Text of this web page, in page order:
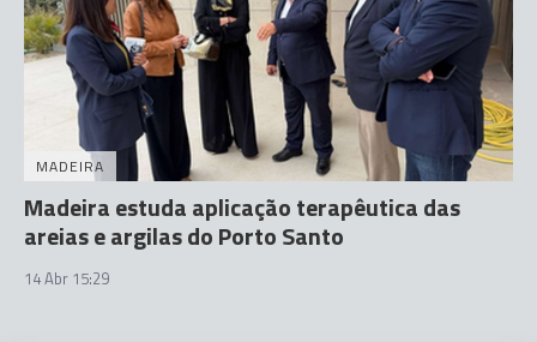
MADEIRA
Madeira estuda aplicação terapêutica das
areias e argilas do Porto Santo
14 Abr 15:29